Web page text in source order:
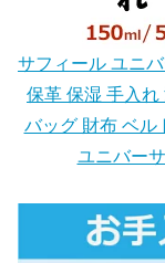
サフィール ユニ
保革 保湿 手入
バッグ 財布 ベル
ユニバー